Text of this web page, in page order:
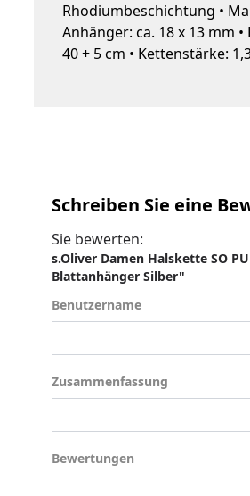
Rhodiumbeschichtung •
Anhänger: ca. 18 x 13 mm
40 + 5 cm • Kettenstärke:
Schreiben Sie eine
Sie bewerten:
s.Oliver Damen Halskette SO
Blattanhänger Silber"
Benutzername
Benutzername
Zusammenfassung
Zusammenfassung
Bewertungen
Bewertungen